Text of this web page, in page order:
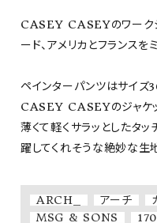
CASEY CASEYのワーク
ード、アメリカとフランス
ペインターパンツはサイズ
CASEY CASEYのジャケッ
薄くて軽くサラッとしたタ
躍してくれそうな絶妙な生
ARCH_ アーチ
MSG & SONS